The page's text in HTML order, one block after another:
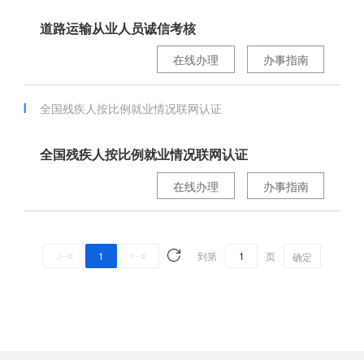
道路运输从业人员诚信考核
办事指南
在线办理
全国残疾人按比例就业情况联网认证
全国残疾人按比例就业情况联网认证
办事指南
在线办理
上一页 1 下一页 到第 页 确定